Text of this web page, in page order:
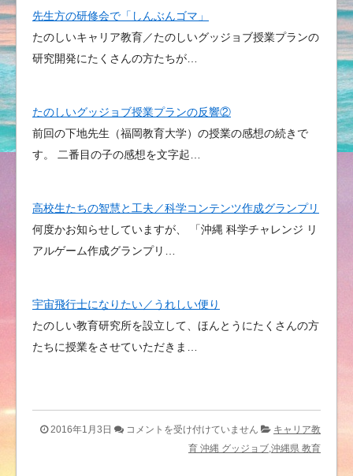
先生方の研修会で「しんぶんゴマ」
たのしいキャリア教育／たのしいグッジョブ授業プランの
研究開発にたくさんの方たちが…
たのしいグッジョブ授業プランの反響②
前回の下地先生（福岡教育大学）の授業の感想の続きで
す。 二番目の子の感想を文字起…
高校生たちの智慧と工夫／科学コンテンツ作成グランプリ
何度かお知らせしていますが、 「沖縄 科学チャレンジ リ
アルゲーム作成グランプリ…
宇宙飛行士になりたい／うれしい便り
たのしい教育研究所を設立して、ほんとうにたくさんの方
たちに授業をさせていただきま…
2016年1月3日
み
コメントを受け付けていません
キャリア教
育 沖縄 グッジョブ,沖縄県 教育